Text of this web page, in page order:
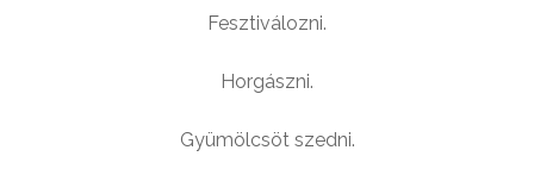
Fesztiválozni.
Horgászni.
Gyümölcsöt szedni.